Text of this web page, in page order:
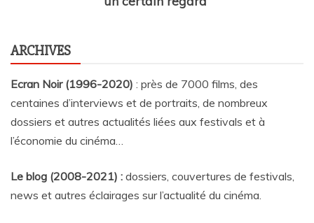
ARCHIVES
Ecran Noir (1996-2020) : près de 7000 films, des
centaines d’interviews et de portraits, de nombreux
dossiers et autres actualités liées aux festivals et à
l’économie du cinéma…
Le blog (2008-2021) : dossiers, couvertures de festivals,
news et autres éclairages sur l’actualité du cinéma.